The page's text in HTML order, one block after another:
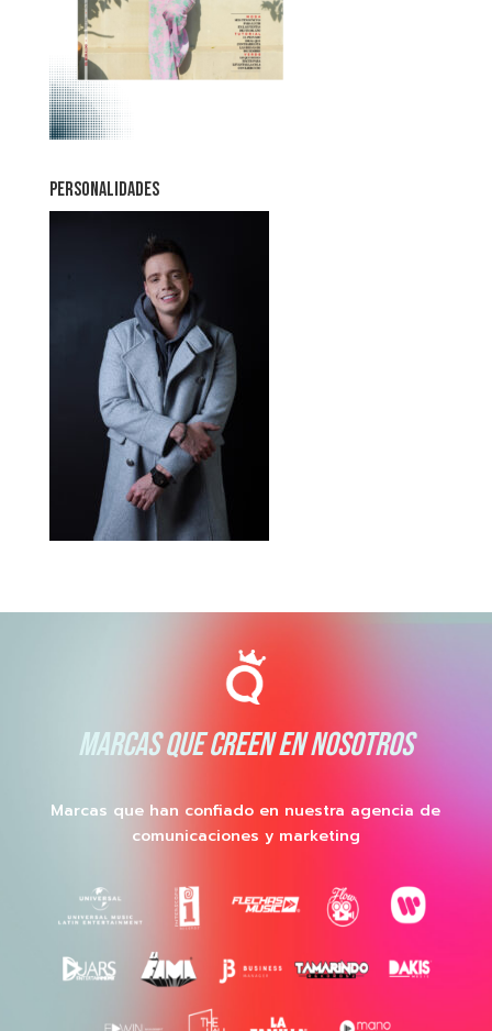
PERSONALIDADES
MARCAS QUE CREEN EN NOSOTROS
Marcas que han confiado en nuestra agencia de
comunicaciones y marketing